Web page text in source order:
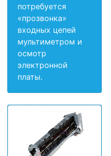
потребуется
«прозвонка»
входных цепей
мультиметром и
осмотр
электронной
платы.